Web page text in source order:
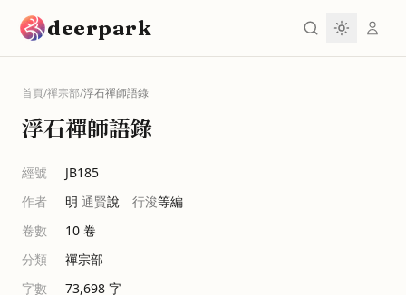
deerpark
首頁/禪宗部/浮石禪師語錄
浮石禪師語錄
經號
JB185
作者
明 通賢說 行浚等編
卷數
10 卷
分類
禪宗部
字數
73,698 字